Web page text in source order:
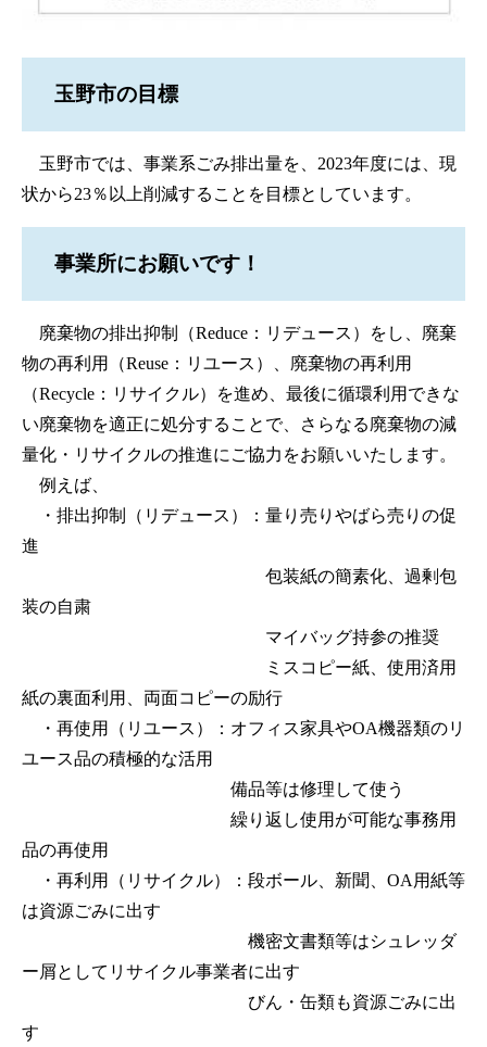
玉野市の目標
玉野市では、事業系ごみ排出量を、2023年度には、現
状から23％以上削減することを目標としています。
事業所にお願いです！
廃棄物の排出抑制（Reduce：リデュース）をし、廃棄
物の再利用（Reuse：リユース）、廃棄物の再利用
（Recycle：リサイクル）を進め、最後に循環利用できな
い廃棄物を適正に処分することで、さらなる廃棄物の減
量化・リサイクルの推進にご協力をお願いいたします。
例えば、
・排出抑制（リデュース）：量り売りやばら売りの促
進
包装紙の簡素化、過剰包
装の自粛
マイバッグ持参の推奨
ミスコピー紙、使用済用
紙の裏面利用、両面コピーの励行
・再使用（リユース）：オフィス家具やOA機器類のリ
ユース品の積極的な活用
備品等は修理して使う
繰り返し使用が可能な事務用
品の再使用
・再利用（リサイクル）：段ボール、新聞、OA用紙等
は資源ごみに出す
機密文書類等はシュレッダ
ー屑としてリサイクル事業者に出す
びん・缶類も資源ごみに出
す